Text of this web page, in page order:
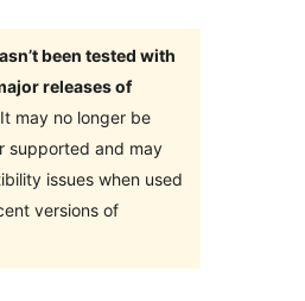
been tested with
releases of
may no longer be
supported and may
issues when used
versions of